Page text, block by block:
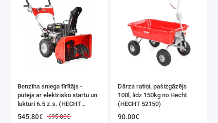
Benzīna sniega tīrītājs -
pūtējs ar elektrisko startu un
lukturi 6.5 z.s. (HECHT
545.80€ 695.00€
Dārza ratiņi, pašizgāzējs
100l, līdz 150kg no Hecht
(HECHT 52150)
90.00€